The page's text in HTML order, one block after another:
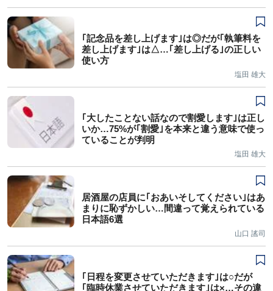
｢記念品を差し上げます｣は◎だが｢執筆料を
差し上げます｣は△…｢差し上げる｣の正しい
使い方
塩田 雄大
｢大したことない話なので割愛します｣は正し
いか…75%が｢割愛｣を本来と違う意味で使っ
ていることが判明
塩田 雄大
居酒屋の店員に｢おあいそしてください｣はあ
まりに恥ずかしい…間違って覚えられている
日本語6選
山口 謠司
｢日程を変更させていただきます｣は○だが
｢臨時休業させていただきます｣は×…その違